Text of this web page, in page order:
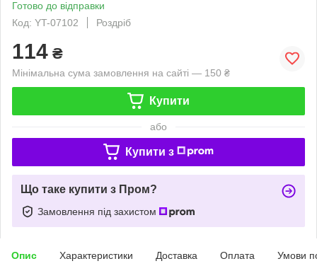
Готово до відправки
Код: YT-07102
Роздріб
114 ₴
Мінімальна сума замовлення на сайті — 150 ₴
Купити
або
Купити з
Що таке купити з Пром?
Замовлення під захистом
Опис Характеристики Доставка Оплата Умови